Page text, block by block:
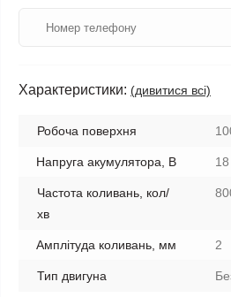
Характеристики: (дивитися всі)
Робоча поверхня
Напруга акумулятора, В 18
Частота коливань, кол/
хв
Амплітуда коливань, мм 2
Тип двигуна